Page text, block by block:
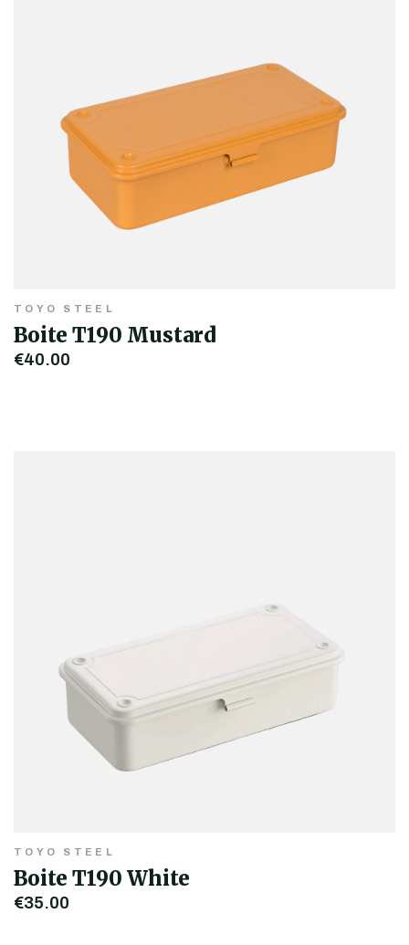
TOYO STEEL
Boite T190 Mustard
€40,00
TOYO STEEL
Boite T190 White
€35,00